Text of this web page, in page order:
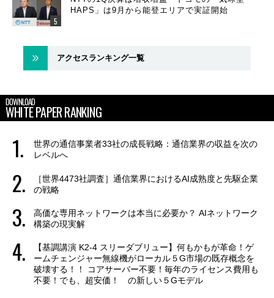
HAPS」は9月から能登エリアで実証開始
アクセスランキング一覧
DOWNLOAD
WHITE PAPER RANKING
世界の通信事業者33社の成長戦略：通信業界の収益を次の
レベルへ
［世界4473社調査］通信業界におけるAI成熟度と先駆企業
の戦略
高価な専用ネットワークは本当に必要か？ AIネットワーク
構築の現実解
【基調講演 K2-4 スリーダブリュー】何もかもが革命！ゲ
ームチェンジャー無線機がローカル５G市場の既存概念を
破壊する！！ コアサーバー不要！毎年のライセンス費用も
不要！でも、超安価！ の新しい５Gモデル